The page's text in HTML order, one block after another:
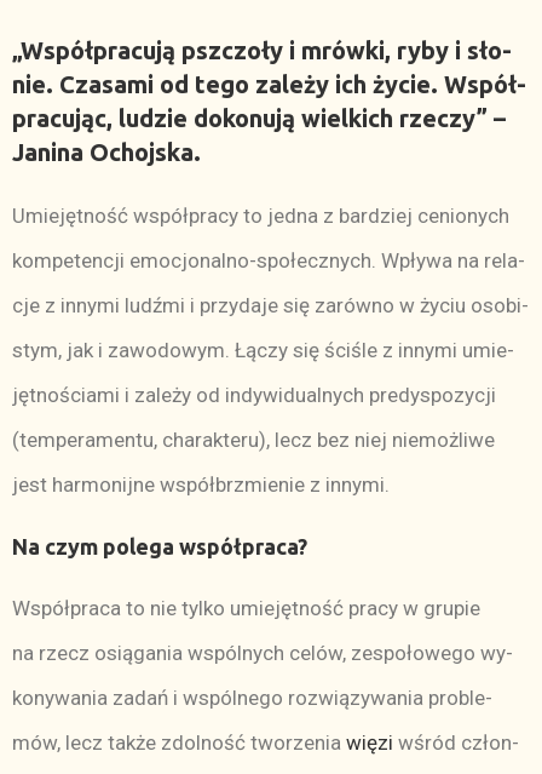
„Współ­pra­cu­ją psz­czo­ły i mrów­ki, ry­by i sło­
nie. Cza­sa­mi od te­go za­le­ży ich ży­cie. Współ­
pra­cu­jąc, lu­dzie do­ko­nu­ją wiel­kich rze­czy” –
Ja­ni­na Ochoj­ska.
Umie­jęt­ność współ­pra­cy to jed­na z bar­dziej ce­nio­nych
kom­pe­ten­cji emo­cjo­nal­no­-spo­łecz­nych. Wpły­wa na re­la­
cje z in­ny­mi ludź­mi i przy­da­je się za­rów­no w ży­ciu oso­bi­
stym, jak i za­wo­do­wym. Łą­czy się ści­śle z in­ny­mi umie­
jęt­no­ścia­mi i za­le­ży od in­dy­wi­du­al­nych pre­dys­po­zy­cji
(tem­pe­ra­men­tu, cha­rak­te­ru), lecz bez niej nie­moż­li­we
jest har­mo­nij­ne współ­brz­mie­nie z in­ny­mi.
Na czym po­le­ga współ­pra­ca?
Współ­pra­ca to nie tyl­ko umie­jęt­ność pra­cy w gru­pie
na rzecz osią­ga­nia wspól­nych ce­lów, ze­spo­ło­we­go wy­
ko­ny­wa­nia za­dań i wspól­ne­go roz­wią­zy­wa­nia pro­ble­
mów, lecz tak­że zdol­ność two­rze­nia wię­zi wśród człon­